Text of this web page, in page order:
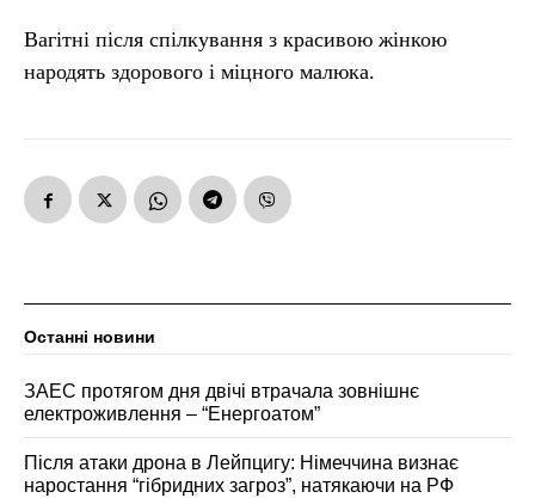
Вагітні після спілкування з красивою жінкою
народять здорового і міцного малюка.
Останні новини
ЗАЕС протягом дня двічі втрачала зовнішнє
електроживлення – “Енергоатом”
Після атаки дрона в Лейпцигу: Німеччина визнає
наростання “гібридних загроз”, натякаючи на РФ